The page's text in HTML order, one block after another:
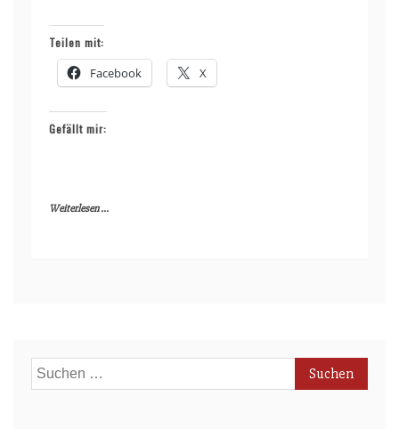
Teilen mit:
Facebook X
Gefällt mir:
Weiterlesen ...
Suchen
nach: